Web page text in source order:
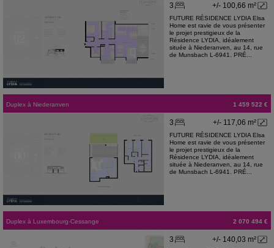
+/- 100,66 m²
3
FUTURE RÉSIDENCE LYDIA Elsa
Home est ravie de vous présenter
le projet prestigieux de la
Résidence LYDIA, idéalement
située à Niederanven, au 14, rue
de Munsbach L-6941. PRÉ...
Duplex à Niederanven 1 459 522 €
+/- 117,06 m²
3
FUTURE RÉSIDENCE LYDIA Elsa
Home est ravie de vous présenter
le projet prestigieux de la
Résidence LYDIA, idéalement
située à Niederanven, au 14, rue
de Munsbach L-6941. PRÉ...
Duplex à Luxembourg-Cessange 2 070 494 €
+/- 140,03 m²
3